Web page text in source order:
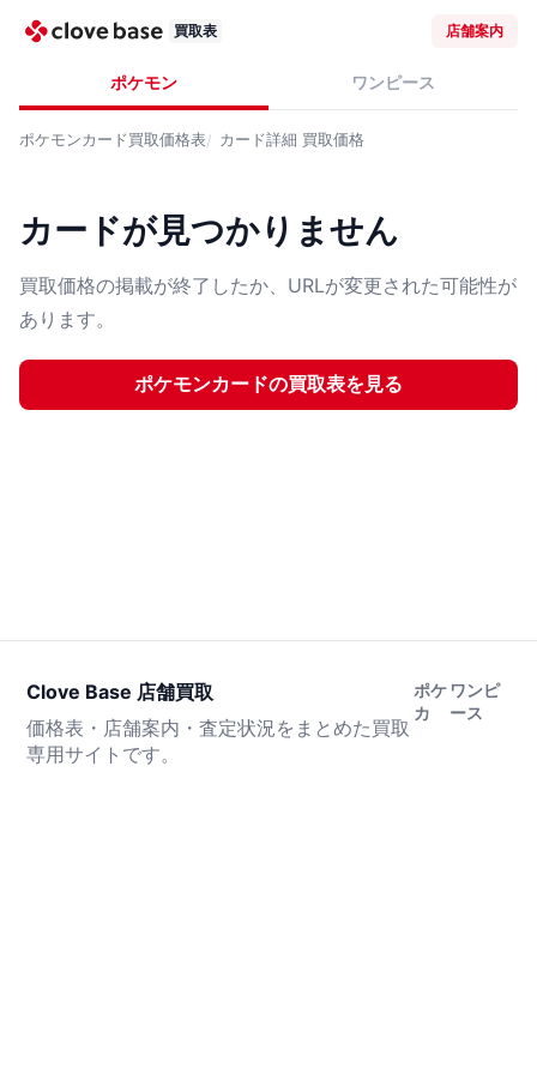
買取表 店舗案内
ポケモン ワンピース
ポケモンカード買取価格表 カード詳細 買取価格
カードが見つかりません
買取価格の掲載が終了したか、URLが変更された可能性が
あります。
ポケモンカードの買取表を見る
Clove Base 店舗買取
価格表・店舗案内・査定状況をまとめた買取
専用サイトです。
ポケ
カ
ワンピ
ース